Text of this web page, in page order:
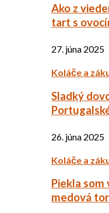
Ako z
tart s
27. júna 2025
Koláče a
Sladký
26. júna 2025
Koláče a
Piekla som
medová